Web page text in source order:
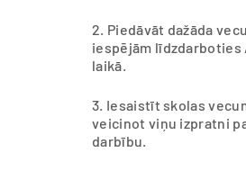
2. Piedāvāt dažāda
iespējām līdzdarboties
laikā.
3. Iesaistīt skolas
veicinot viņu izpratni
darbību.